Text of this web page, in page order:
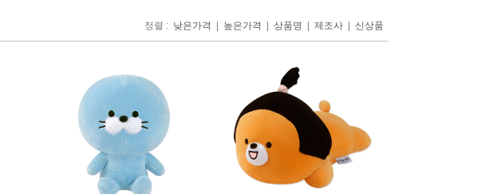
정렬 : 낮은가격 높은가격 상품명 제조사 신상품